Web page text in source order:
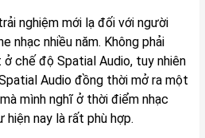
nghiệm mới lạ đối với người
nhạc nhiều năm. Không phải
chế độ Spatial Audio, tuy nhiên
Audio đồng thời mở ra một
mình nghĩ ở thời điểm nhạc
nay là rất phù hợp.